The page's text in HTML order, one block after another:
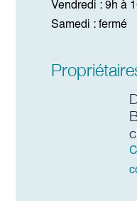
Vendredi : 9h à
Samedi : fermé